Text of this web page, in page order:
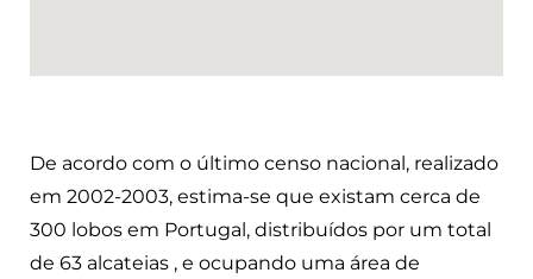
De acordo com o último censo nacional, realizado
em 2002-2003, estima-se que existam cerca de
300 lobos em Portugal, distribuídos por um total
de 63 alcateias , e ocupando uma área de